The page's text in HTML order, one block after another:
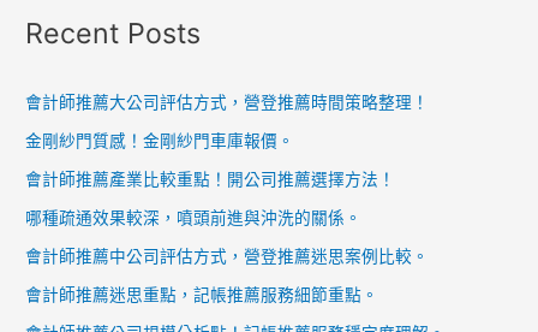
Recent Posts
會計師推薦大公司評估方式，營登推薦時間策略整理！
金剛紗門質感！金剛紗門車庫報價。
會計師推薦產業比較重點！開公司推薦選擇方法！
哪種疏通效果較深，噴頭前進與沖洗的關係。
會計師推薦中公司評估方式，營登推薦迷思案例比較。
會計師推薦迷思重點，記帳推薦服務細節重點。